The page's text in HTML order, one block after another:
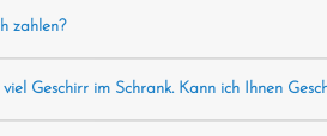
zahlen?
Geschirr im Schrank. Kann ich Ihnen